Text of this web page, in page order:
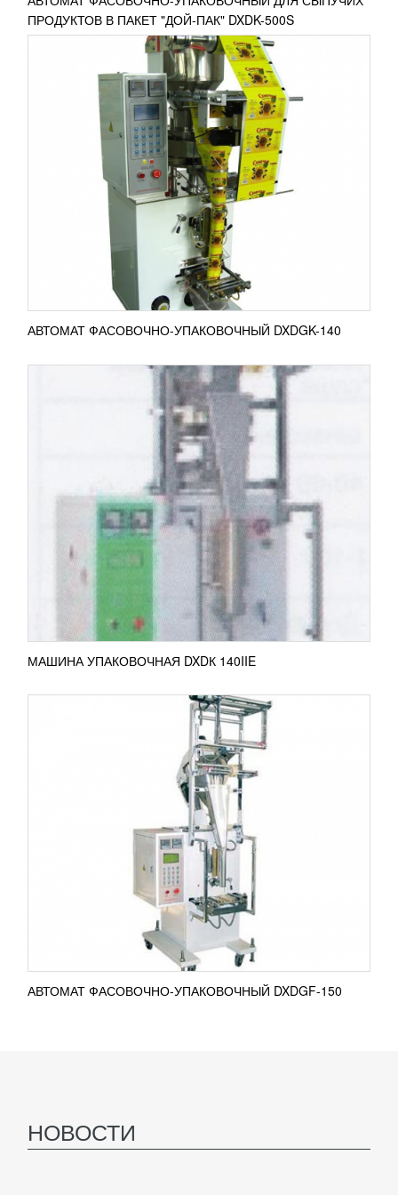
ПРОДУКТОВ В ПАКЕТ "ДОЙ-ПАК" DXDK-500S
АВТОМАТ ФАСОВОЧНО-УПАКОВОЧНЫЙ DXDGK-140
МАШИНА УПАКОВОЧНАЯ DXDК 140IIE
389 611 RUB
Упаковочная машина DXDК 140IIE применяется
для расфасовки, упаковки гранулированных
сыпучих продуктов. Оборудование из
специальной...
ПОДРОБНЕЕ
МАШИНА УПАКОВОЧНАЯ DXDК 140IIE
АВТОМАТ ФАСОВОЧНО-УПАКОВОЧНЫЙ
689 087RUB
Фасовочно-упаковочная машина DXDGF-150
применяется для расфасовки, упаковки и
дозировки сыпучих продуктов. Оборудование
оснащено специальным...
ПОДРОБНЕЕ
АВТОМАТ ФАСОВОЧНО-УПАКОВОЧНЫЙ DXDGF-150
НОВОСТИ